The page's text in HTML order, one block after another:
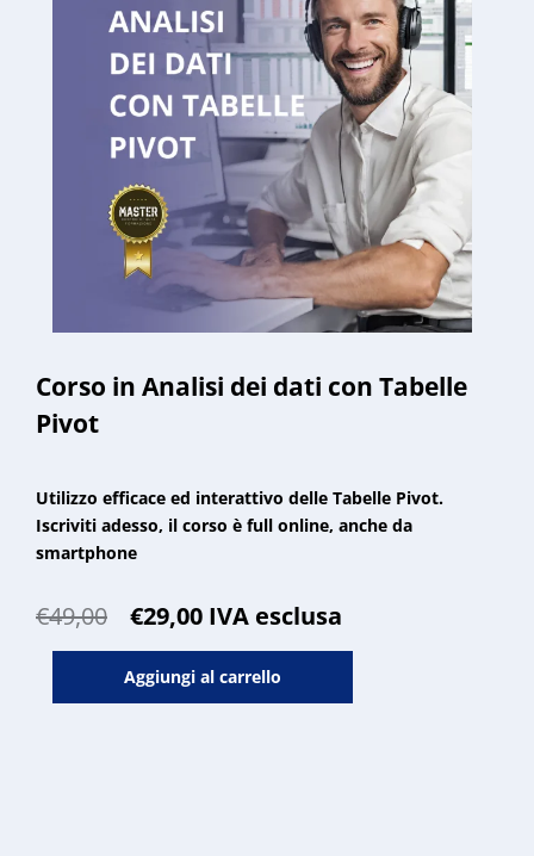
Corso in Analisi dei dati con Tabelle
Pivot
Utilizzo efficace ed interattivo delle Tabelle Pivot.
Iscriviti adesso, il corso è full online, anche da
smartphone
€49,00
Il
originale
era:
€29,00Il
attuale
è:
IVA esclusa
Aggiungi al carrello